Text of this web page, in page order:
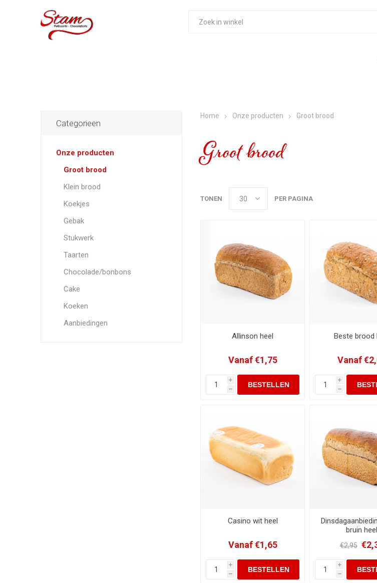
Home Onze producten Groot brood
Groot brood
TONEN PER PAGINA
Allinson heel
Vanaf €1,75
i
h
Beste brood
Vanaf
i
h
Casino wit heel
Vanaf €1,65
i
h
bruin heel
€2,95
i
h
Categorieen
Onze producten
Groot brood
Klein brood
Koekjes
Gebak
Stukwerk
Taarten
Chocolade/bonbons
Cake
Koeken
Aanbiedingen